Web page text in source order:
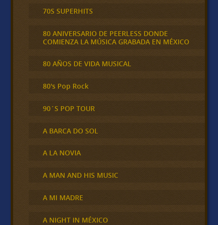
70S SUPERHITS
80 ANIVERSARIO DE PEERLESS DONDE
COMIENZA LA MÚSICA GRABADA EN MÉXICO
80 AÑOS DE VIDA MUSICAL
80's Pop Rock
90´S POP TOUR
A BARCA DO SOL
A LA NOVIA
A MAN AND HIS MUSIC
A MI MADRE
A NIGHT IN MÉXICO